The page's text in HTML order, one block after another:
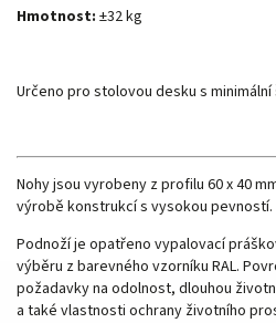
Hmotnost: ±32 kg
Určeno pro stolovou desku s minimální
Nohy jsou vyrobeny z profilu 60 x 40
výrobě konstrukcí s vysokou pevností.
Podnoží je opatřeno vypalovací
výběru z barevného vzorníku RAL.
požadavky na odolnost, dlouhou
a také vlastnosti ochrany životního